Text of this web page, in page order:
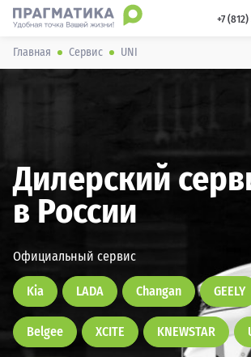
+7
Главная Сервис UNI
Дилерский
в России
Официальный сервис
Kia LADA Changan GEELY
Belgee XCITE KNEWSTAR